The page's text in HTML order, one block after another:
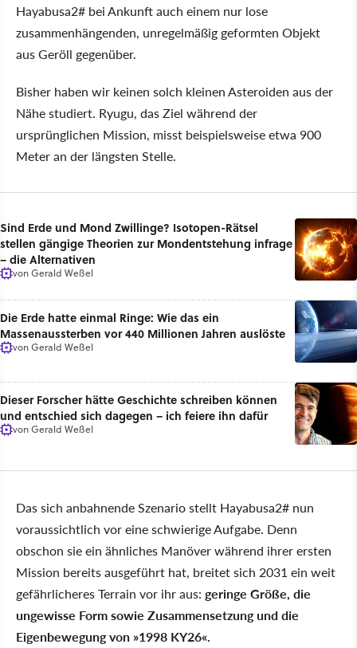
Hayabusa2# bei Ankunft auch einem nur lose
zusammenhängenden, unregelmäßig geformten Objekt
aus Geröll gegenüber.
Bisher haben wir keinen solch kleinen Asteroiden aus der
Nähe studiert. Ryugu, das Ziel während der
ursprünglichen Mission, misst beispielsweise etwa 900
Meter an der längsten Stelle.
Sind Erde und Mond Zwillinge? Isotopen-Rätsel
stellen gängige Theorien zur Mondentstehung infrage
– die Alternativen
vonGerald Weßel
Die Erde hatte einmal Ringe: Wie das ein
Massenaussterben vor 440 Millionen Jahren auslöste
vonGerald Weßel
Dieser Forscher hätte Geschichte schreiben können
und entschied sich dagegen – ich feiere ihn dafür
vonGerald Weßel
Das sich anbahnende Szenario stellt Hayabusa2# nun
voraussichtlich vor eine schwierige Aufgabe. Denn
obschon sie ein ähnliches Manöver während ihrer ersten
Mission bereits ausgeführt hat, breitet sich 2031 ein weit
gefährlicheres Terrain vor ihr aus: geringe Größe, die
ungewisse Form sowie Zusammensetzung und die
Eigenbewegung von 1998 KY26 .